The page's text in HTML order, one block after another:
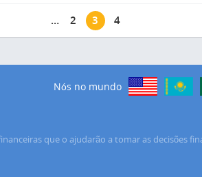
… 2 3 4
que o ajudarão a tomar as decisões
Nós no mundo